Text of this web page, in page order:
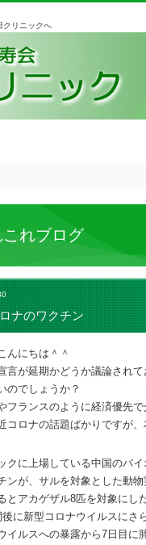
クリニックへ
これブログ
ナのワクチン
んにちは＾＾
言が延期かどうか議論され
のでしょうか？
フランスのように経済優先
コロナの話題ばかりですが、
クに上場している中国のバ
ンが、サルを対象とした動
とアカゲザル8匹を対象にし
後に新型コロナウイルスにさ
イルスへの暴露から7日目に